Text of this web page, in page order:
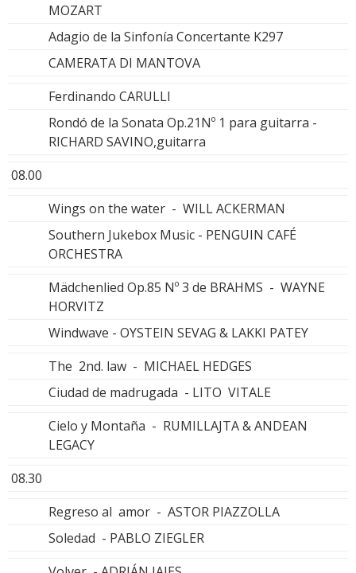
MOZART
Adagio de la Sinfonía Concertante K297
CAMERATA DI MANTOVA
Ferdinando CARULLI
Rondó de la Sonata Op.21Nº 1 para guitarra -
RICHARD SAVINO,guitarra
08.00
Wings on the water - WILL ACKERMAN
Southern Jukebox Music - PENGUIN CAFÉ
ORCHESTRA
Mädchenlied Op.85 Nº 3 de BRAHMS - WAYNE
HORVITZ
Windwave - OYSTEIN SEVAG & LAKKI PATEY
The 2nd. law - MICHAEL HEDGES
Ciudad de madrugada - LITO VITALE
Cielo y Montaña - RUMILLAJTA & ANDEAN
LEGACY
08.30
Regreso al amor - ASTOR PIAZZOLLA
Soledad - PABLO ZIEGLER